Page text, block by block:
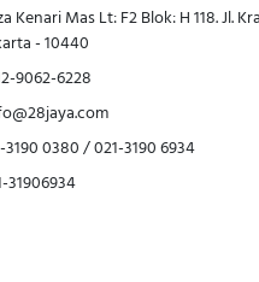
Kenari Mas Lt: F2 Blok: H 118. Jl.
- 10440
9062-6228
0380 / 021-3190 6934
31906934